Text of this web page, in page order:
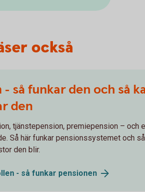
också
- så funkar den och så
den
tjänstepension, premiepension – och
Så här funkar pensionssystemet och
den blir.
- så funkar pensionen